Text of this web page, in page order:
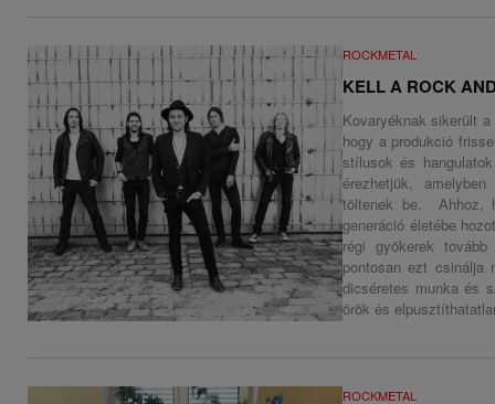
ROCKMETAL
KELL A ROCK
Kovaryéknak sikerült
hogy a produkció
stílusok és
érezhetjük,
töltenek be. Ahhoz,
generáció életébe
régi gyökerek
pontosan ezt csinálja
dicséretes munka és
örök és
ROCKMETAL